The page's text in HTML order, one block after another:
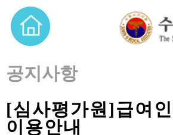
공지사항
[심사평가원]급여
이용안내